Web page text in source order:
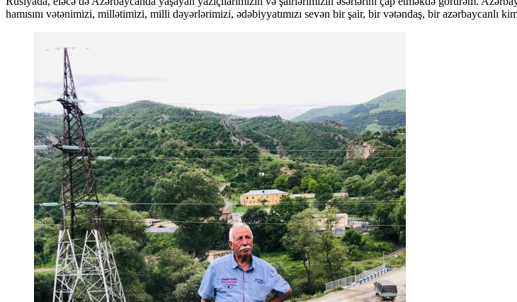
hamısını vətənimizi, millətimizi, milli dəyərlərimizi, ədəbiyyatımızı sevən bir şair, bir vətəndaş, bir azərbaycanlı